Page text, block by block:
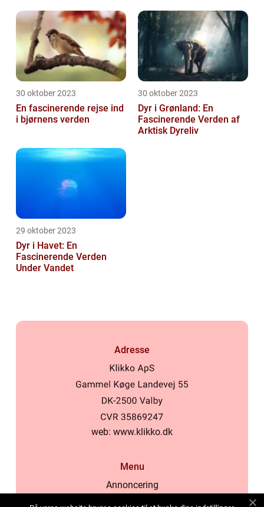
30 oktober 2023
En fascinerende rejse ind
i bjørnens verden
30 oktober 2023
Dyr i Grønland: En
Fascinerende Verden af
Arktisk Dyreliv
29 oktober 2023
Dyr i Havet: En
Fascinerende Verden
Under Vandet
Adresse
web: www.klikko.dk
Menu
Annoncering